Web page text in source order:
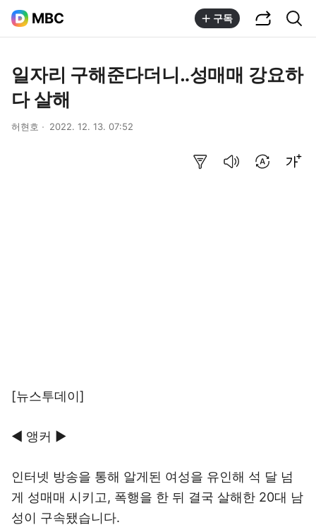
MBC 구독
일자리 구해준다더니‥성매매 강요하
다 살해
허현호 2022. 12. 13. 07:52
[뉴스투데이]
◀ 앵커 ▶
인터넷 방송을 통해 알게된 여성을 유인해 석 달 넘
게 성매매 시키고, 폭행을 한 뒤 결국 살해한 20대 남
성이 구속됐습니다.